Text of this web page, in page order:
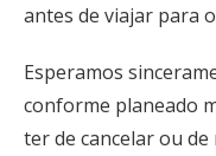
antes de viajar para
Esperamos
conforme planeado
ter de cancelar ou